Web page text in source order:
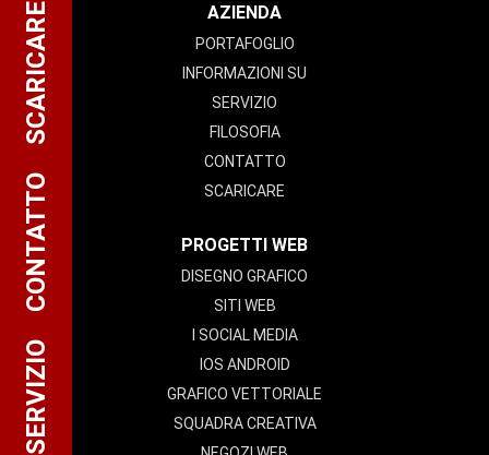
AZIENDA
PORTAFOGLIO
INFORMAZIONI SU
SERVIZIO
FILOSOFIA
CONTATTO
SCARICARE
PROGETTI WEB
DISEGNO GRAFICO
SITI WEB
I SOCIAL MEDIA
IOS ANDROID
GRAFICO VETTORIALE
SQUADRA CREATIVA
SERVIZIO
CONTATTO
SCARICARE